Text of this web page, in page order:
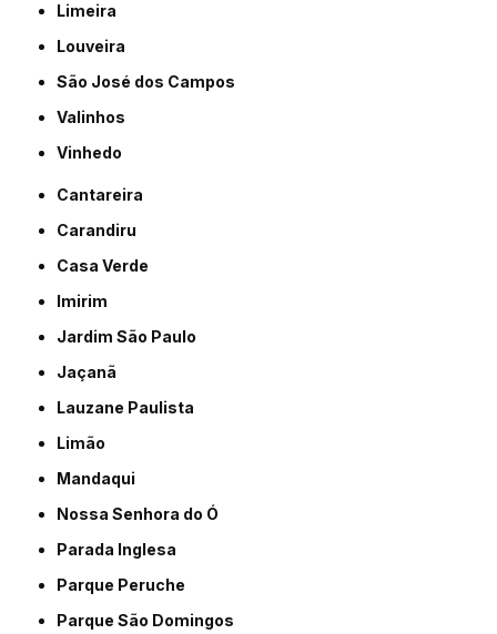
Limeira
Louveira
São José dos Campos
Valinhos
Vinhedo
Cantareira
Carandiru
Casa Verde
Imirim
Jardim São Paulo
Jaçanã
Lauzane Paulista
Limão
Mandaqui
Nossa Senhora do Ó
Parada Inglesa
Parque Peruche
Parque São Domingos